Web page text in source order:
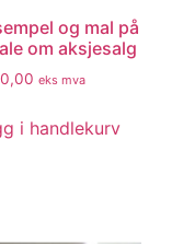
og mal på
om aksjesalg
eks mva
i handlekurv